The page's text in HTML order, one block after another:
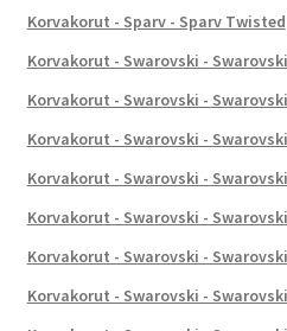
Korvakorut - Sparv - Sparv Twisted
Korvakorut - Swarovski -
Korvakorut - Swarovski -
Korvakorut - Swarovski -
Korvakorut - Swarovski -
Korvakorut - Swarovski -
Korvakorut - Swarovski -
Korvakorut - Swarovski -